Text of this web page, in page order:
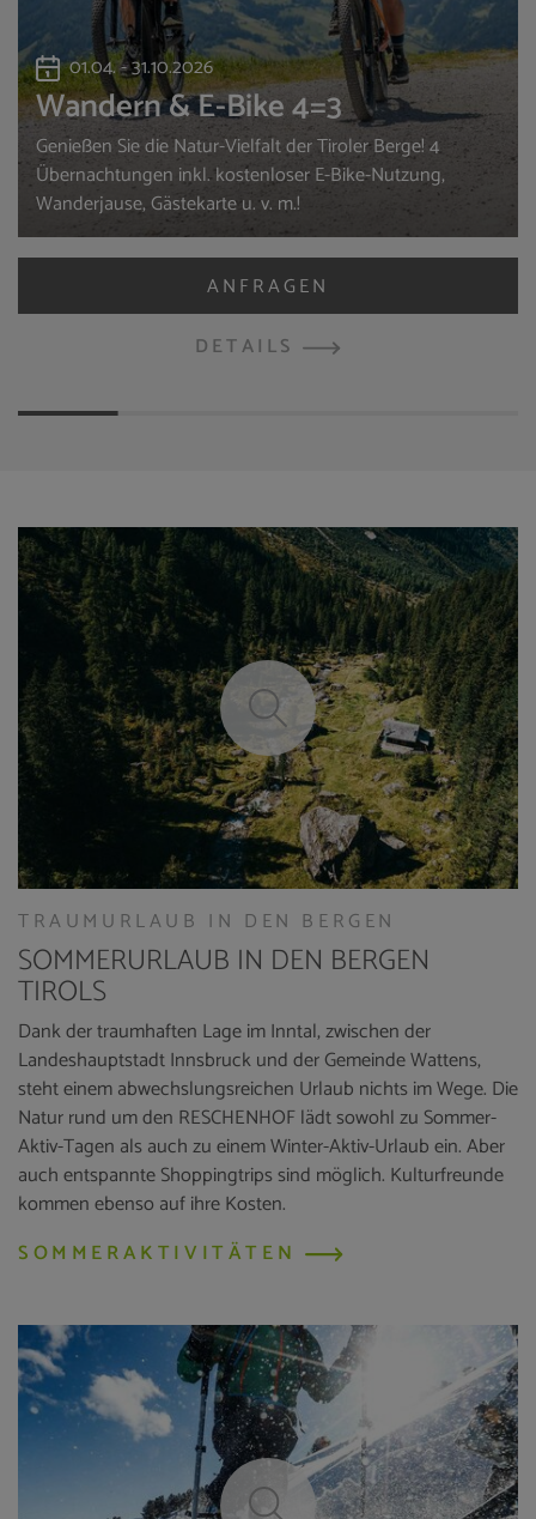
01.04. - 31.10.2026
Wandern & E-Bike 4=3
Genießen Sie die Natur-Vielfalt der Tiroler Berge! 4
Übernachtungen inkl. kostenloser E-Bike-Nutzung,
Wanderjause, Gästekarte u. v. m.!
DETAILS
TRAUMURLAUB IN DEN BERGEN
SOMMERURLAUB IN DEN BERGEN
TIROLS
Dank der traumhaften Lage im Inntal, zwischen der
Landeshauptstadt Innsbruck und der Gemeinde Wattens,
steht einem abwechslungsreichen Urlaub nichts im Wege. Die
Natur rund um den RESCHENHOF lädt sowohl zu Sommer-
Aktiv-Tagen als auch zu einem Winter-Aktiv-Urlaub ein. Aber
auch entspannte Shoppingtrips sind möglich. Kulturfreunde
kommen ebenso auf ihre Kosten.
SOMMERAKTIVITÄTEN